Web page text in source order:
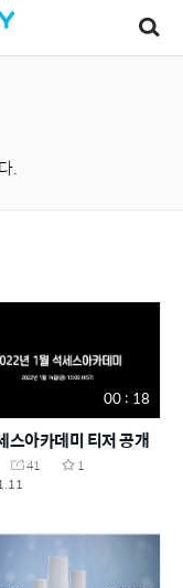
.
00 : 18
스아카데미 티저 공개
41
1